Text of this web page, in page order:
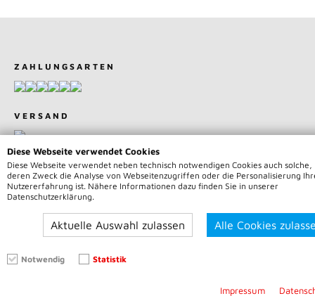
ZAHLUNGSARTEN
VERSAND
© 2026 Team75 Motorsport | Alle Rechte vorbehalten | *
Preisangaben inkl. gesetzliche MwSt. zzgl.Versandkosten
Diese Webseite verwendet Cookies
Diese Webseite verwendet neben technisch notwendigen Cookies auch solche,
deren Zweck die Analyse von Webseitenzugriffen oder die Personalisierung
Nutzererfahrung ist. Nähere Informationen dazu finden Sie in unserer
Datenschutzerklärung.
Aktuelle Auswahl zulassen Alle Cookies
Notwendig Statistik
Impressum